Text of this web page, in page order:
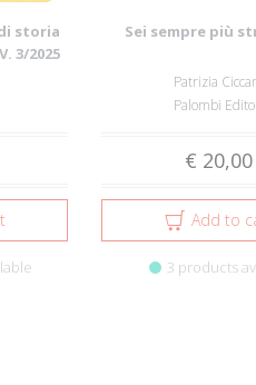
storia
3/2025
Sei sempre più
Patrizia
Palombi
€ 20,00
Add to
3 products